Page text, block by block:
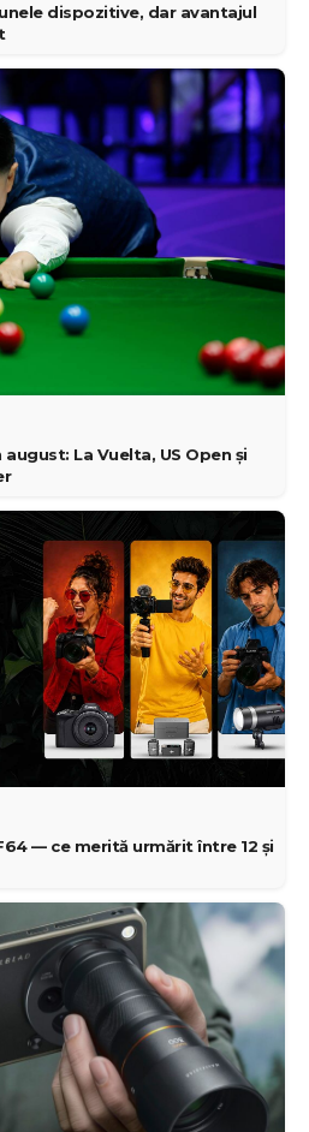
dispozitive, dar avantajul
La Vuelta, US Open și
— ce merită urmărit între 12 și